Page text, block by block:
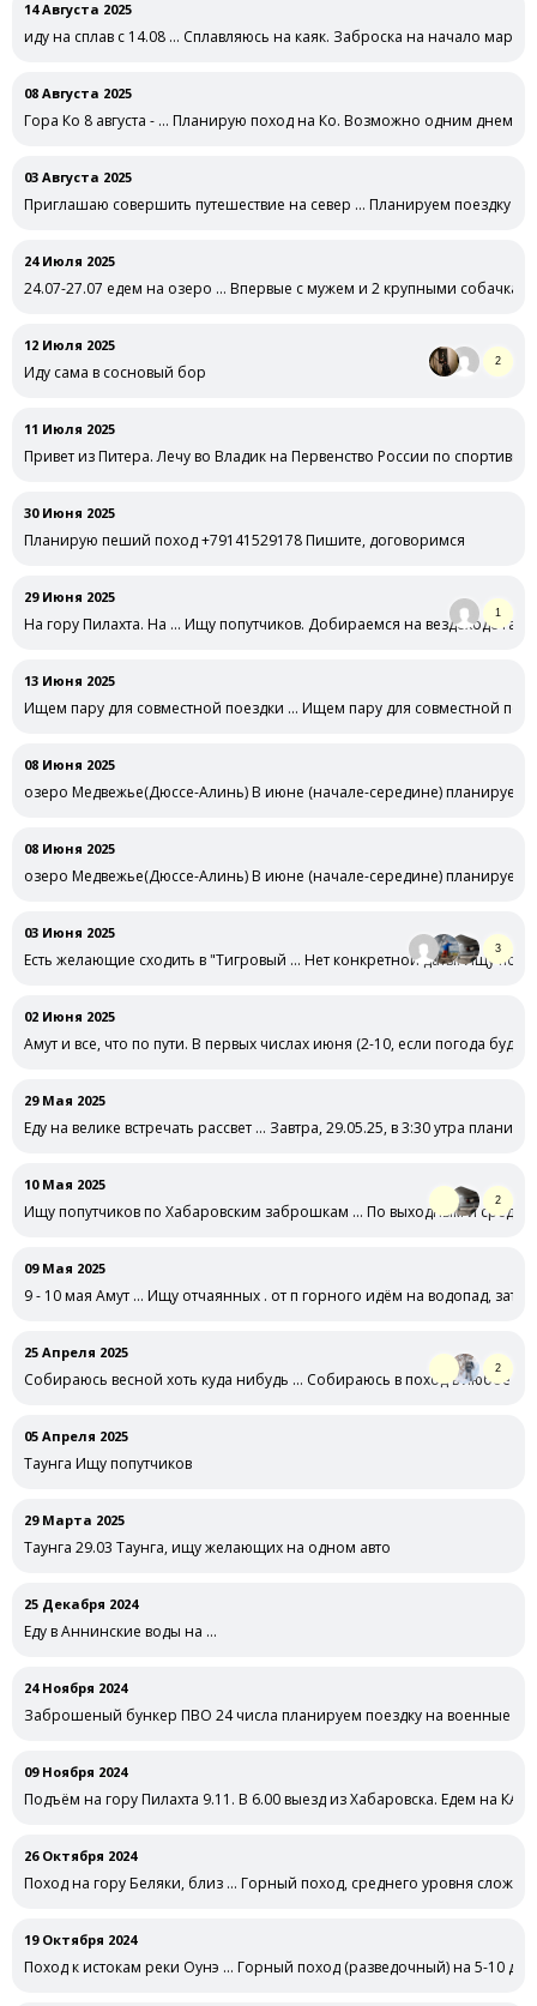
14 Августа 2025
иду на сплав с 14.08 … Сплавляюсь на каяк. Заброска на начало
08 Августа 2025
Гора Ко 8 августа - … Планирую поход на Ко. Возможно одним днем
03 Августа 2025
Приглашаю совершить путешествие на север … Планируем поездку на
24 Июля 2025
24.07-27.07 едем на озеро … Впервые с мужем и 2 крупными
12 Июля 2025
Иду сама в сосновый бор
2
11 Июля 2025
Привет из Питера. Лечу во Владик на Первенство России по
30 Июня 2025
Планирую пеший поход +79141529178 Пишите, договоримся
29 Июня 2025
На гору Пилахта. На … Ищу попутчиков. Добираемся на вездеходе
1
13 Июня 2025
Ищем пару для совместной поездки … Ищем пару для совместной
08 Июня 2025
озеро Медвежье(Дюссе-Алинь) В июне (начале-середине)
08 Июня 2025
озеро Медвежье(Дюссе-Алинь) В июне (начале-середине)
03 Июня 2025
Есть желающие сходить в "Тигровый … Нет конкретной даты. Ищу
3
02 Июня 2025
Амут и все, что по пути. В первых числах июня (2-10, если погода
29 Мая 2025
Еду на велике встречать рассвет … Завтра, 29.05.25, в 3:30 утра
10 Мая 2025
Ищу попутчиков по Хабаровским заброшкам … По выходным и среди
2
09 Мая 2025
9 - 10 мая Амут … Ищу отчаянных . от п горного идём на водопад,
25 Апреля 2025
Собираюсь весной хоть куда нибудь … Собираюсь в поход в любое
2
05 Апреля 2025
Таунга Ищу попутчиков
29 Марта 2025
Таунга 29.03 Таунга, ищу желающих на одном авто
25 Декабря 2024
Еду в Аннинские воды на …
24 Ноября 2024
Заброшеный бункер ПВО 24 числа планируем поездку на военные
09 Ноября 2024
Подъём на гору Пилахта 9.11. В 6.00 выезд из Хабаровска. Едем на
26 Октября 2024
Поход на гору Беляки, близ … Горный поход, среднего уровня
19 Октября 2024
Поход к истокам реки Оунэ … Горный поход (разведочный) на 5-10